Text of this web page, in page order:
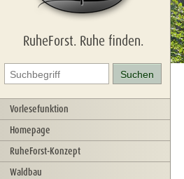
RuheForst. Ruhe finden.
Vorlesefunktion
Homepage
RuheForst-Konzept
Waldbau